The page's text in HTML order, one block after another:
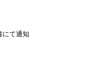
にて通知